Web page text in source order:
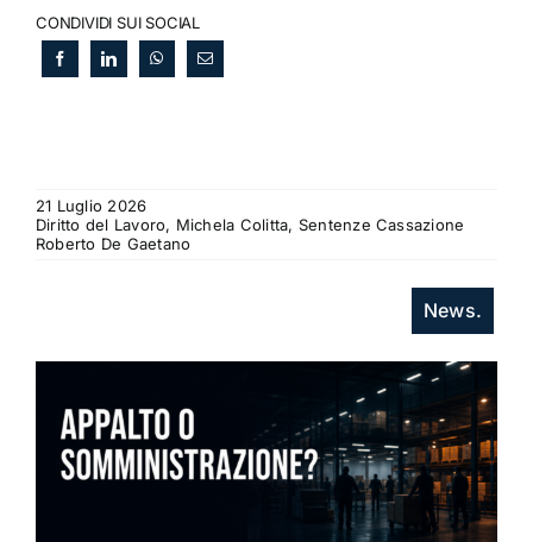
CONDIVIDI SUI SOCIAL
21 Luglio 2026
Diritto del Lavoro, Michela Colitta, Sentenze Cassazione
Roberto De Gaetano
News.